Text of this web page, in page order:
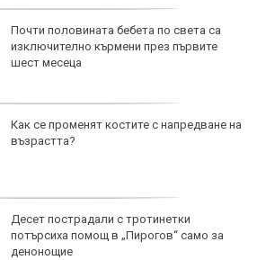
Почти половината бебета по света са
изключително кърмени през първите
шест месеца
Как се променят костите с напредване на
възрастта?
Десет пострадали с тротинетки
потърсиха помощ в „Пирогов“ само за
денонощие